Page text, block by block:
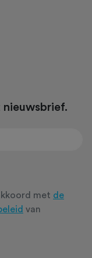
met de
van